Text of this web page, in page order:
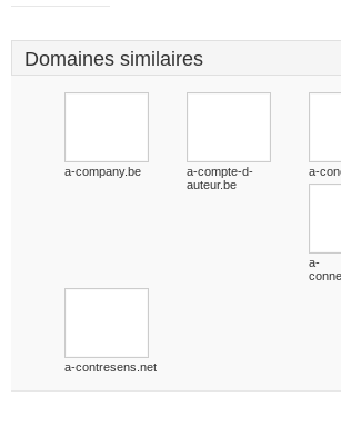
Domaines similaires
a-company.be
a-compte-d-
auteur.be
a-
a-
a-contresens.net